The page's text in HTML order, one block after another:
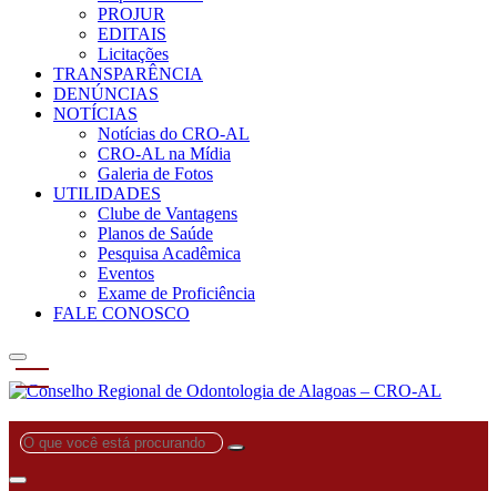
PROJUR
EDITAIS
Licitações
TRANSPARÊNCIA
DENÚNCIAS
NOTÍCIAS
Notícias do CRO-AL
CRO-AL na Mídia
Galeria de Fotos
UTILIDADES
Clube de Vantagens
Planos de Saúde
Pesquisa Acadêmica
Eventos
Exame de Proficiência
FALE CONOSCO
O
você